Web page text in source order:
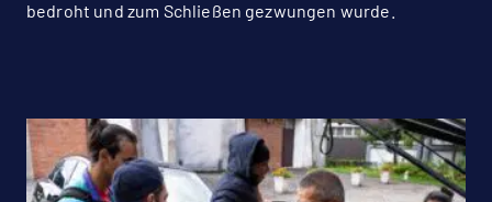
bedroht und zum Schließen gezwungen wurde.